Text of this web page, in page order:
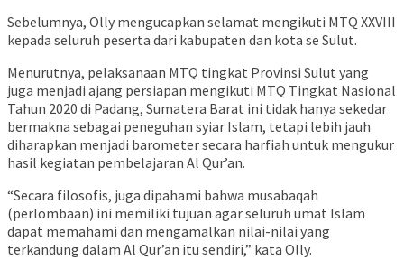
Sebelumnya, Olly mengucapkan selamat mengikuti MTQ XXVIII
kepada seluruh peserta dari kabupaten dan kota se Sulut.
Menurutnya, pelaksanaan MTQ tingkat Provinsi Sulut yang
juga menjadi ajang persiapan mengikuti MTQ Tingkat Nasional
Tahun 2020 di Padang, Sumatera Barat ini tidak hanya sekedar
bermakna sebagai peneguhan syiar Islam, tetapi lebih jauh
diharapkan menjadi barometer secara harfiah untuk mengukur
hasil kegiatan pembelajaran Al Qur’an.
“Secara filosofis, juga dipahami bahwa musabaqah
(perlombaan) ini memiliki tujuan agar seluruh umat Islam
dapat memahami dan mengamalkan nilai-nilai yang
terkandung dalam Al Qur’an itu sendiri,” kata Olly.